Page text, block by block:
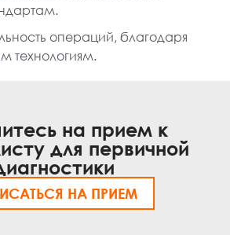
операций, благодаря
технологиям.
на прием к
для первичной
НА ПРИЕМ